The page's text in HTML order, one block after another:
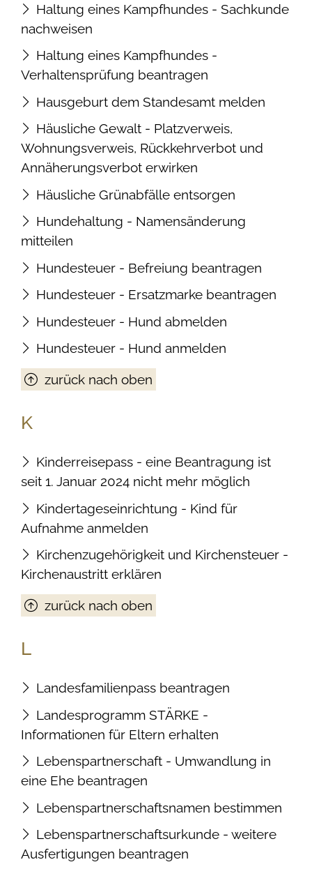
Haltung eines Kampfhundes - Sachkunde
nachweisen
Haltung eines Kampfhundes -
Verhaltensprüfung beantragen
Hausgeburt dem Standesamt melden
Häusliche Gewalt - Platzverweis,
Wohnungsverweis, Rückkehrverbot und
Annäherungsverbot erwirken
Häusliche Grünabfälle entsorgen
Hundehaltung - Namensänderung
mitteilen
Hundesteuer - Befreiung beantragen
Hundesteuer - Ersatzmarke beantragen
Hundesteuer - Hund abmelden
Hundesteuer - Hund anmelden
zurück nach oben
K
Kinderreisepass - eine Beantragung ist
seit 1. Januar 2024 nicht mehr möglich
Kindertageseinrichtung - Kind für
Aufnahme anmelden
Kirchenzugehörigkeit und Kirchensteuer -
Kirchenaustritt erklären
zurück nach oben
L
Landesfamilienpass beantragen
Landesprogramm STÄRKE -
Informationen für Eltern erhalten
Lebenspartnerschaft - Umwandlung in
eine Ehe beantragen
Lebenspartnerschaftsnamen bestimmen
Lebenspartnerschaftsurkunde - weitere
Ausfertigungen beantragen